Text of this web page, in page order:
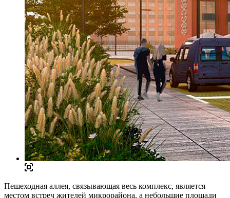
Пешеходная аллея, связывающая весь комплекс, является
местом встреч жителей микрорайона, а небольшие площади